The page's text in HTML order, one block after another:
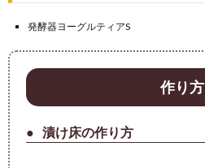
発酵器ヨーグルティアS
作り方
漬け床の作り方